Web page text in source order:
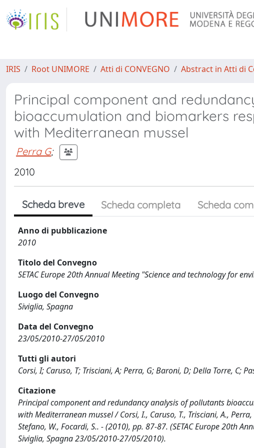
IRIS Root UNIMORE Atti di CONVEGNO Abstract in Atti di
Principal component and
bioaccumulation and biomarkers
with Mediterranean mussel
Perra G;
2010
Scheda breve Scheda completa Scheda
Anno di pubblicazione
2010
Titolo del Convegno
SETAC Europe 20th Annual Meeting "Science and technology for
Luogo del Convegno
Siviglia, Spagna
Data del Convegno
23/05/2010-27/05/2010
Tutti gli autori
Corsi, I; Caruso, T; Trisciani, A; Perra, G; Baroni, D; Della Torre, C;
Citazione
Principal component and redundancy analysis of pollutants
with Mediterranean mussel / Corsi, I., Caruso, T., Trisciani, A.,
Stefano, W., Focardi, S.. - (2010), pp. 87-87. (SETAC Europe 20th
Siviglia, Spagna 23/05/2010-27/05/2010).